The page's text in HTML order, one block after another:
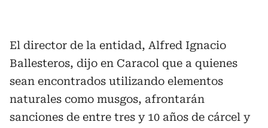
El director de la entidad, Alfred Ignacio
Ballesteros, dijo en Caracol que a quienes
sean encontrados utilizando elementos
naturales como musgos, afrontarán
sanciones de entre tres y 10 años de cárcel y